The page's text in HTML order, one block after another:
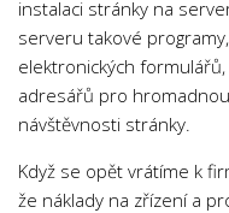
instalaci stránky na
serveru takové
elektronických
adresářů pro
návštěvnosti stránky.
Když se opět vrátíme k
že náklady na zřízení a